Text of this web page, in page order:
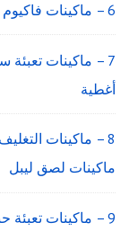
6 – ماكينات فاكيوم
7 – ماكينات
أغطية
ماكينات لصق ليبل
9 – ماكينات تعبئة